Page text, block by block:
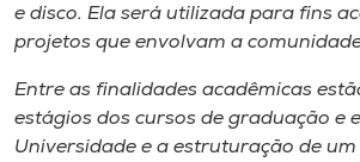
e disco. Ela será utilizada para fins
projetos que envolvam a
Entre as finalidades acadêmicas
estágios dos cursos de graduação e
Universidade e a estruturação de